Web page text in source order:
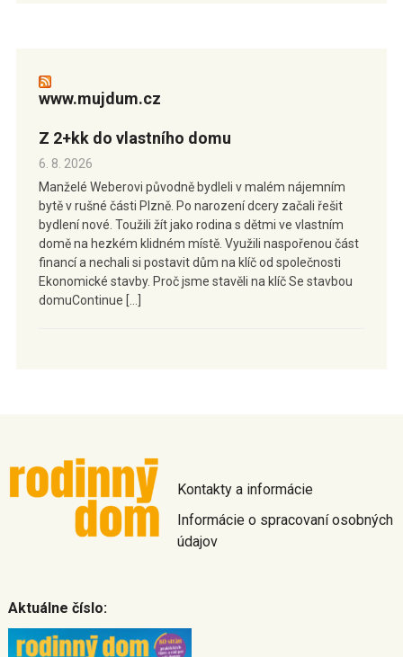
www.mujdum.cz
Z 2+kk do vlastního domu
6. 8. 2026
Manželé Weberovi původně bydleli v malém nájemním
bytě v rušné části Plzně. Po narození dcery začali řešit
bydlení nové. Toužili žít jako rodina s dětmi ve vlastním
domě na hezkém klidném místě. Využili naspořenou část
financí a nechali si postavit dům na klíč od společnosti
Ekonomické stavby. Proč jsme stavěli na klíč Se stavbou
domuContinue […]
Kontakty a informácie
Informácie o spracovaní osobných
údajov
Aktuálne číslo: